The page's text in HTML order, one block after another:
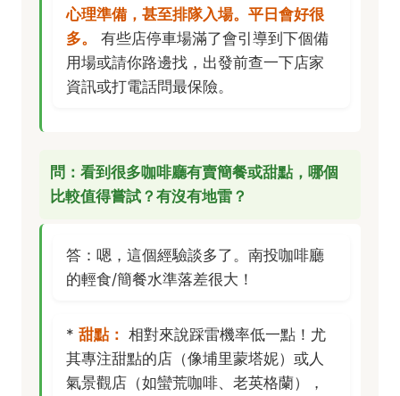
心理準備，甚至排隊入場。平日會好很
多。
有些店停車場滿了會引導到下個備
用場或請你路邊找，出發前查一下店家
資訊或打電話問最保險。
問：看到很多咖啡廳有賣簡餐或甜點，哪個
比較值得嘗試？有沒有地雷？
答：嗯，這個經驗談多了。南投咖啡廳
的輕食/簡餐水準落差很大！
* 甜點： 相對來說踩雷機率低一點！尤
其專注甜點的店（像埔里蒙塔妮）或人
氣景觀店（如蠻荒咖啡、老英格蘭），